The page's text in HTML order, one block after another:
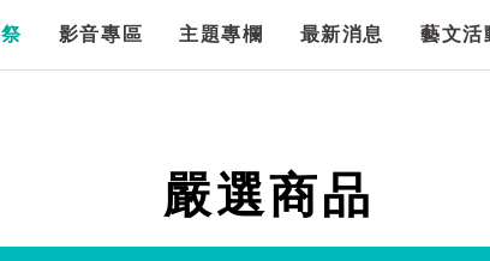
影音專區 主題專欄 最新消息 藝文活
嚴選商品